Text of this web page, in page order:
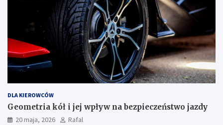
DLA KIEROWCÓW
Geometria kół i jej wpływ na bezpieczeństwo jazdy
20 maja, 2026 Rafal